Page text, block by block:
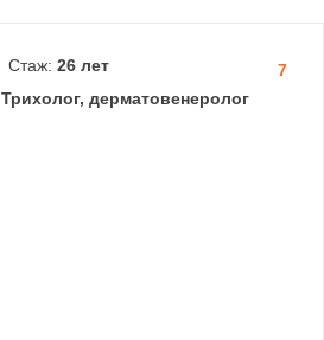
7
Стаж: 26 лет
Трихолог, дерматовенеролог